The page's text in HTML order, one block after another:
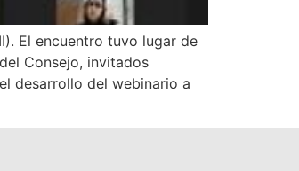
El encuentro tuvo lugar de
Consejo, invitados
desarrollo del webinario a